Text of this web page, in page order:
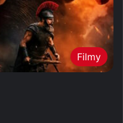
Filmy